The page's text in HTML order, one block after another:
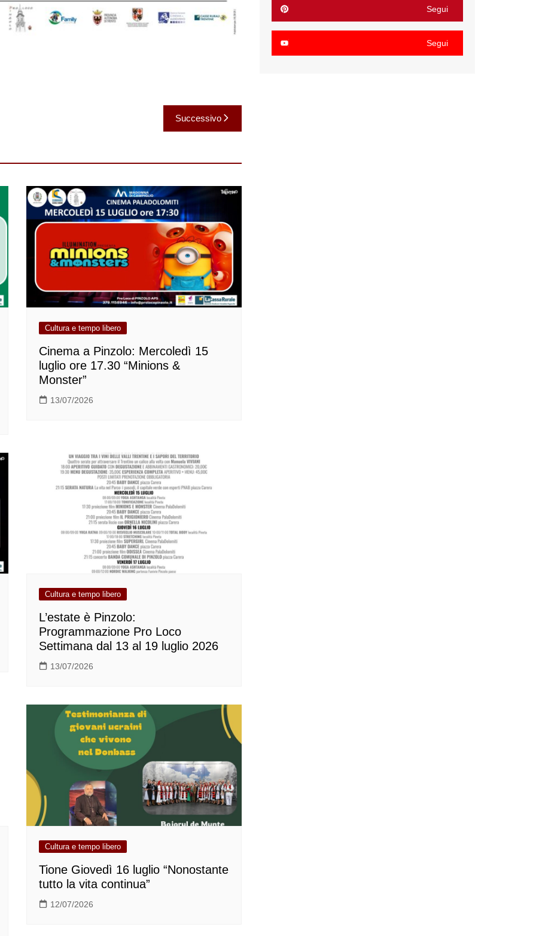
Successivo
Cultura e tempo libero
Cinema a Pinzolo: Mercoledì 15
luglio ore 17.30 “Minions &
Monster”
13/07/2026
Cultura e tempo libero
L’estate è Pinzolo:
Programmazione Pro Loco
Settimana dal 13 al 19 luglio 2026
13/07/2026
Cultura e tempo libero
Tione Giovedì 16 luglio “Nonostante
tutto la vita continua”
12/07/2026
Segui
Segui